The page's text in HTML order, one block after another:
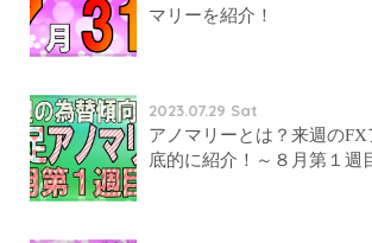
マリーを紹介！
2023.07.29 Sat
アノマリーとは？来週の
底的に紹介！～８月第１週